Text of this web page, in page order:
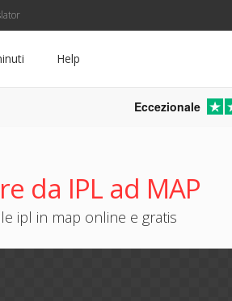
Help
Eccezionale
da IPL ad MAP
ipl in map online e gratis